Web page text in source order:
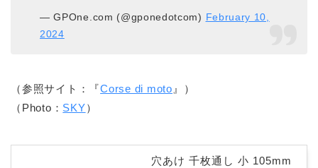
— GPOne.com (@gponedotcom) February 10,
2024
（参照サイト：『Corse di moto』）
（Photo： SKY）
穴あけ 千枚通し 小 105mm